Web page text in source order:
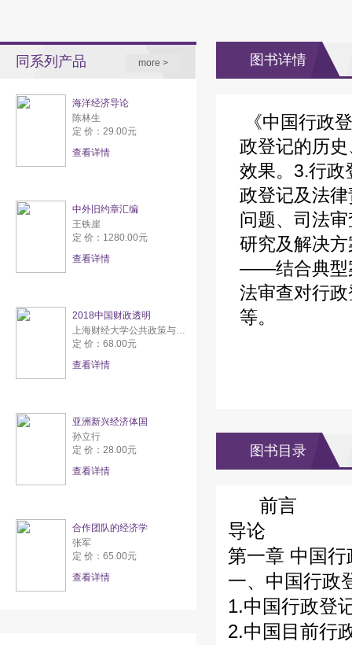
同系列产品 more >
海洋经济导论
陈林生
定 价：29.00元
查看详情
中外旧约章汇编
王铁崖
定 价：1280.00元
查看详情
2018中国财政透明
上海财经大学公共政策与研究中心
定 价：68.00元
查看详情
亚洲新兴经济体国
孙立行
定 价：28.00元
查看详情
合作团队的经济学
张军
定 价：65.00元
查看详情
图书详情
《中国行政
政登记的历
效果。3.行政
政登记及法
问题、司法
研究及解决
——结合典型
法审查对行
等。
图书目录
前言
导论
第一章 中国
一、中国行政
1.中国行政登
2.中国目前行